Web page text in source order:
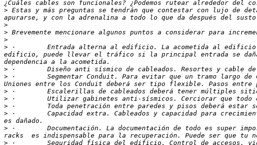
> Estas y más preguntas se tendrán que contestar con lujo de
>
>
>
> ·        Entrada alterna al edificio. La acometida al edificio
edificio, puede llevar el tráfico si la principal entrada se daña.
>
> ·        Segmentar Conduit. Para evitar que un tramo largo de
>
>
>
> ·        Capacidad extra. Cableados y capacidad para
> ·        Documentación. La documentación de todo es super
> ·        Seguridad física del edificio. Control de accesos,